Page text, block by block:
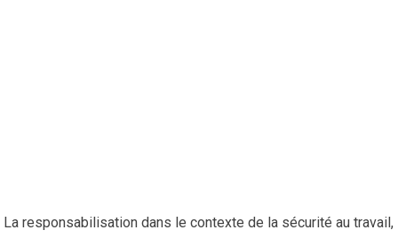
La responsabilisation dans le contexte de la sécurité au travail,